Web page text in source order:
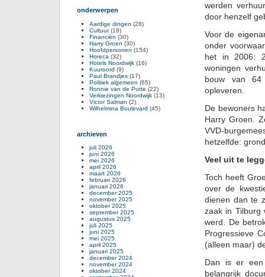
werden
door henzelf
Voor de
onder
het in 2006:
woningen
bouw van 64
opleveren.
De bewoners
Harry Groen.
VVD-
hetzelfde:
Veel uit te
Toch heeft
over de
dienen dan te
zaak in Tilburg
werd. De
Progressieve
(alleen maar)
Dan is er een
belangrijk
onderwerpen
Aardige dingen (28)
Cultuur(18)
Financiën (30)
Harry Groen (30)
Hoofdpersonen (154)
Horeca (32)
Hotels Noordwijk (16)
Kuuroord (9)
Paul Brandjes (17)
Politiek algemeen (65)
Ronnie van de Putte (22)
Verkiezingen Noordwijk (13)
Victor Salman (2)
Wilhelmina Boulevard (45)
archieven
juli 2026
juni 2026
mei 2026
april 2026
maart 2026
februari 2026
januari 2026
december 2025
november 2025
oktober 2025
september 2025
augustus 2025
juli 2025
juni 2025
mei 2025
april 2025
januari 2025
december 2024
november 2024
oktober 2024